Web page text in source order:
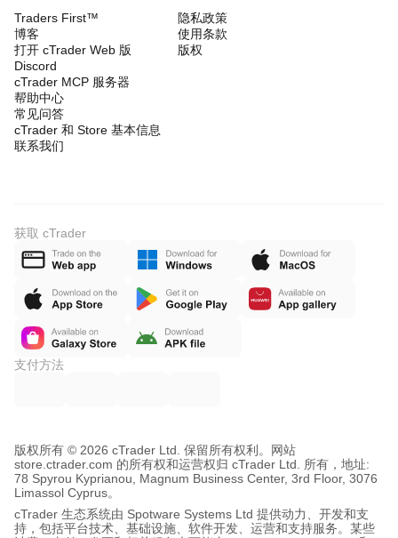
Traders First™
博客
打开 cTrader Web 版
Discord
cTrader MCP 服务器
帮助中心
常见问答
cTrader 和 Store 基本信息
联系我们
隐私政策
使用条款
版权
获取 cTrader
支付方法
版权所有 © 2026 cTrader Ltd. 保留所有权利。
网站
store.ctrader.com 的所有权和运营权归 cTrader Ltd. 所有，地址:
78 Spyrou Kyprianou, Magnum Business Center, 3rd Floor, 3076
Limassol Cyprus。
cTrader 生态系统由 Spotware Systems Ltd 提供动力、开发和支
持，包括平台技术、基础设施、软件开发、运营和支持服务。某些